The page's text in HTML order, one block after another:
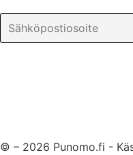
© – 2026 Punomo.fi -